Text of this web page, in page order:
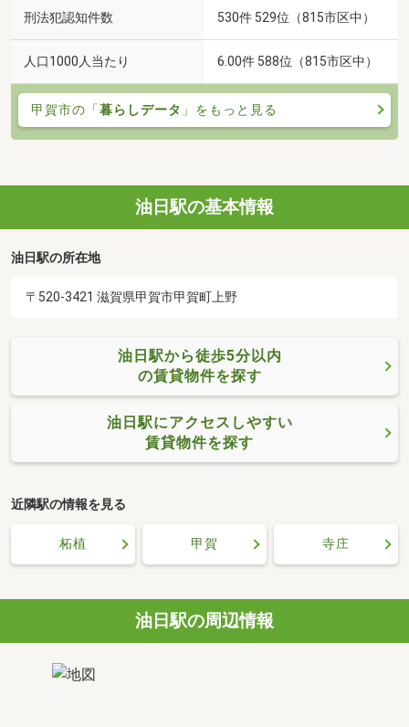
刑法犯認知件数 530件 529位（815市区中）
人口1000人当たり 6.00件 588位（815市区中）
甲賀市の「暮らしデータ 」をもっと見る
油日駅の基本情報
油日駅の所在地
〒520-3421 滋賀県甲賀市甲賀町上野
油日駅から徒歩5分以内
の賃貸物件を探す
油日駅にアクセスしやすい
賃貸物件を探す
近隣駅の情報を見る
柘植 甲賀 寺庄
油日駅の周辺情報